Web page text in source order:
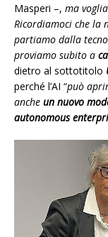
Masperi –, ma
Ricordiamoci che la
partiamo dalla
proviamo subito a
dietro al sottotitolo
perché l’AI “può
anche un nuovo
autonomous